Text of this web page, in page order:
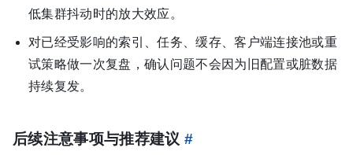
低集群抖动时的放大效应。
对已经受影响的索引、任务、缓存、客户端连接池或重
试策略做一次复盘，确认问题不会因为旧配置或脏数据
持续复发。
后续注意事项与推荐建议 #